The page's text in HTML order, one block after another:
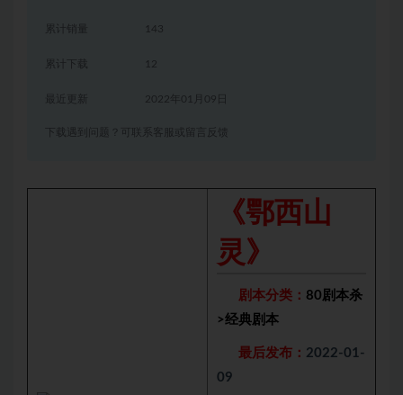
累计销量 143
累计下载 12
2022年01月09日
下载遇到问题？可联系客服或留言反馈
《鄂西山
灵》
剧本分类： 80剧本杀
>经典剧本
最后发布： 2022-01-
09